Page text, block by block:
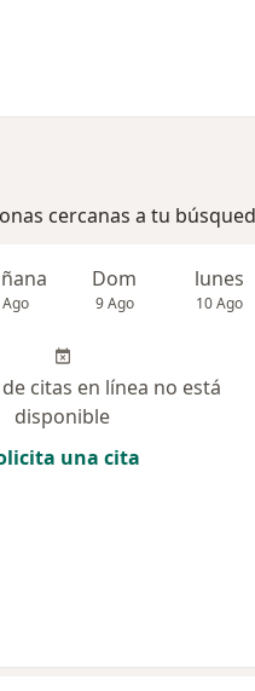
cercanas a tu
Dom
9 Ago
lunes
10 Ago
citas en línea no está
disponible
una cita